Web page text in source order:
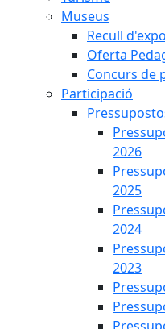
Museus
Recull
Oferta
Concurs de
Participació
2026
2025
2024
2023